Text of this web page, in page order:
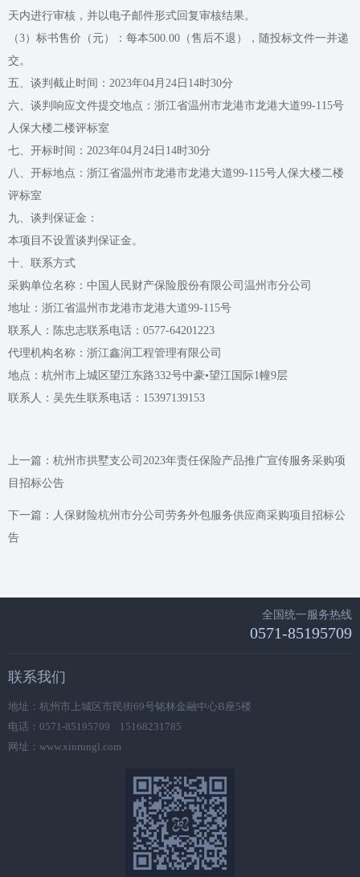
天内进行审核，并以电子邮件形式回复审核结果。
（3）标书售价（元）：每本500.00（售后不退），随投标文件一并递
交。
五、谈判截止时间：2023年04月24日14时30分
六、谈判响应文件提交地点： 浙江省温州市龙港市龙港大道99-115号
人保大楼二楼评标室
七、开标时间：2023年04月24日14时30分
八、开标地点： 浙江省温州市龙港市龙港大道99-115号人保大楼二楼
评标室
九、谈判保证金：
本项目不设置谈判保证金。
十、联系方式
采购单位名称：中国人民财产保险股份有限公司温州市分公司
地址：浙江省温州市龙港市龙港大道99-115号
联系人：陈忠志联系电话：0577-64201223
代理机构名称：浙江鑫润工程管理有限公司
地点：杭州市上城区望江东路332号中豪•望江国际1幢9层
联系人：吴先生联系电话：15397139153
上一篇： 杭州市拱墅支公司2023年责任保险产品推广宣传服务采购项
目招标公告
下一篇： 人保财险杭州市分公司劳务外包服务供应商采购项目招标公
告
全国统一服务热线
0571-85195709
联系我们
地址：杭州市上城区市民街69号铭林金融中心B座5楼
电话：0571-85195709 15168231785
网址：www.xinrungl.com